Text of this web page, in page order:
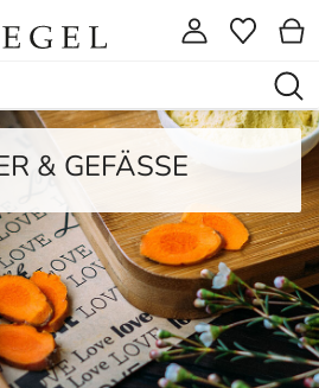
& GEFÄSSE